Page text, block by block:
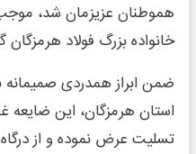
هموطنان عزیزمان شد،
خانواده بزرگ فولاد هرمزگان
ضمن ابراز همدردی
استان هرمزگان، این ضایعه
تسلیت عرض نموده و از